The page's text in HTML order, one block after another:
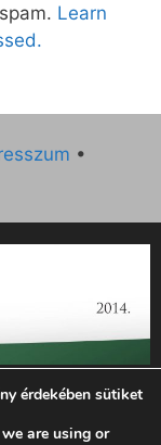
Learn
•
működésének
sz. támogatási
támogatta az
érdekében sütiket
are using or